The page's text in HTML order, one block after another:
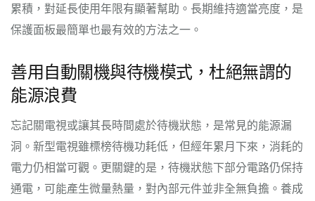
累積，對延長使用年限有顯著幫助。長期維持適當亮度，是
保護面板最簡單也最有效的方法之一。
善用自動關機與待機模式，杜絕無謂的
能源浪費
忘記關電視或讓其長時間處於待機狀態，是常見的能源漏
洞。新型電視雖標榜待機功耗低，但經年累月下來，消耗的
電力仍相當可觀。更關鍵的是，待機狀態下部分電路仍保持
通電，可能產生微量熱量，對內部元件並非全無負擔。養成